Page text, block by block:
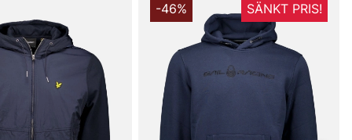
kvalitetsblandning av 70% bomull och 30%
denna hoodie mjukhet med god formhållning
Bomullen ger en behaglig känsla mot huden medan
bidrar till bättre färgbeständighet och enklare
plagget behåller sin form och färg tvätt efter tvätt.
gör att tröjan känns skön att bära året runt och
för både träning, arbete och avslappnade dagar.
-46% SÄNKT PRIS!